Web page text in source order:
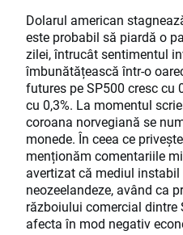
Dolarul american
este probabil să piardă o
zilei, întrucât sentimentul
îmbunătățească într-o
futures pe SP500 cresc cu
cu 0,3%. La momentul
coroana norvegiană se
monede. În ceea ce
menționăm comentariile
avertizat că mediul
neozeelandeze, având ca
războiului comercial dintre
afecta în mod negativ